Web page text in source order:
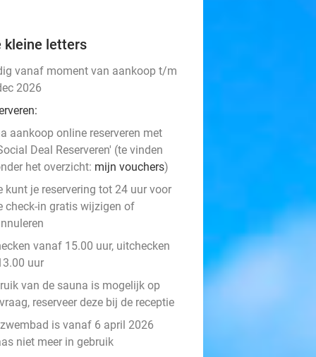
kleine letters
vanaf moment van aankoop t/m
2026
aankoop online reserveren met
Deal Reserveren' (te vinden
het overzicht: mijn vouchers)
kunt je reservering tot 24 uur voor
check-in gratis wijzigen of
vanaf 15.00 uur, uitchecken
uur
van de sauna is mogelijk op
reserveer deze bij de receptie
is vanaf 6 april 2026
niet meer in gebruik